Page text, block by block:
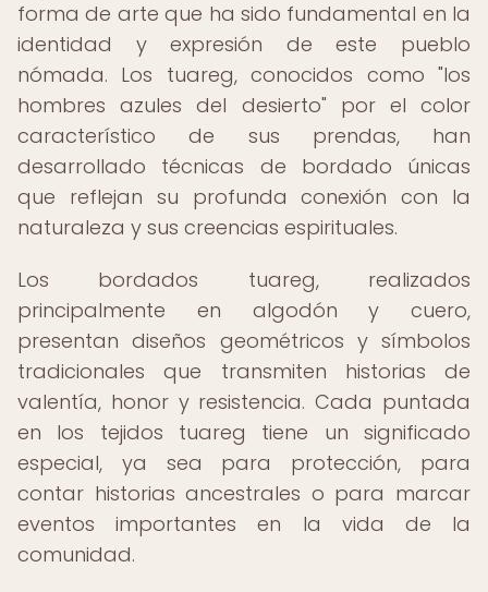
forma de arte que ha sido fundamental en la
identidad y expresión de este pueblo
nómada. Los tuareg, conocidos como "los
hombres azules del desierto" por el color
característico de sus prendas, han
desarrollado técnicas de bordado únicas
que reflejan su profunda conexión con la
naturaleza y sus creencias espirituales.
Los bordados tuareg, realizados
principalmente en algodón y cuero,
presentan diseños geométricos y símbolos
tradicionales que transmiten historias de
valentía, honor y resistencia. Cada puntada
en los tejidos tuareg tiene un significado
especial, ya sea para protección, para
contar historias ancestrales o para marcar
eventos importantes en la vida de la
comunidad.